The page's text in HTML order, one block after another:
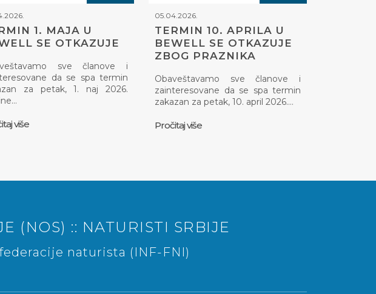
1. MAJA U
SE OTKAZUJE
sve članove i
da se spa termin
za petak, 1. naj 2026.
više
05.04.2026.
TERMIN 10. APRILA U
BEWELL SE OTKAZUJE
ZBOG PRAZNIKA
Obaveštavamo sve članove i
zainteresovane da se spa termin
zakazan za petak, 10. april 2026.…
Pročitaj više
(NOS) :: NATURISTI SRBIJE
naturista (INF-FNI)